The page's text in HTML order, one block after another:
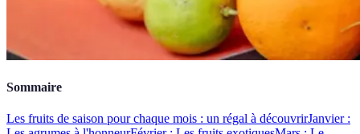
Sommaire
Les fruits de saison pour chaque mois : un régal à découvrirJanvier :